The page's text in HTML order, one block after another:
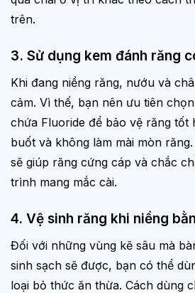
trên.
3. Sử dụng kem đánh răng
Khi đang niềng răng, nướu và
cảm. Vì thế, bạn nên ưu tiên
chứa Fluoride để bảo vệ răng tốt
buốt và không làm mài mòn
sẽ giúp răng cứng cáp và chắc
trình mang mắc cài.
4. Vệ sinh răng khi niềng
Đối với những vùng kẽ sâu mà
sinh sạch sẽ được, bạn có thể
loại bỏ thức ăn thừa. Cách dùng